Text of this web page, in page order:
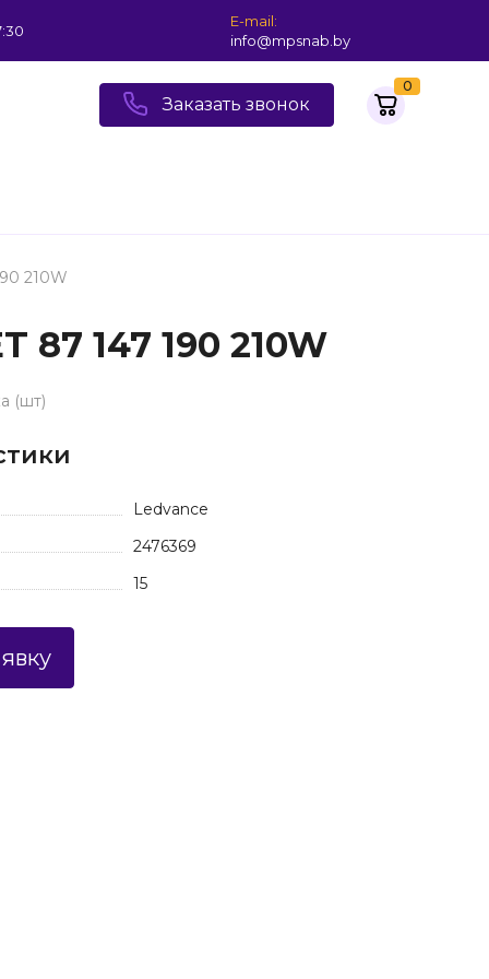
E-mail:
info@mpsnab.by
Заказать звонок
0
210W
87 147 190 210W
(шт)
Ledvance
2476369
15